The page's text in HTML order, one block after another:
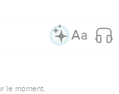
le moment.